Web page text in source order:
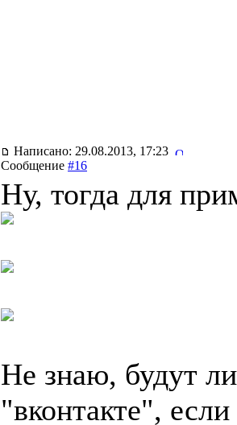
Написано: 29.08.2013, 17:23
Сообщение #16
Ну, тогда для
Не знаю, будут
"вконтакте",